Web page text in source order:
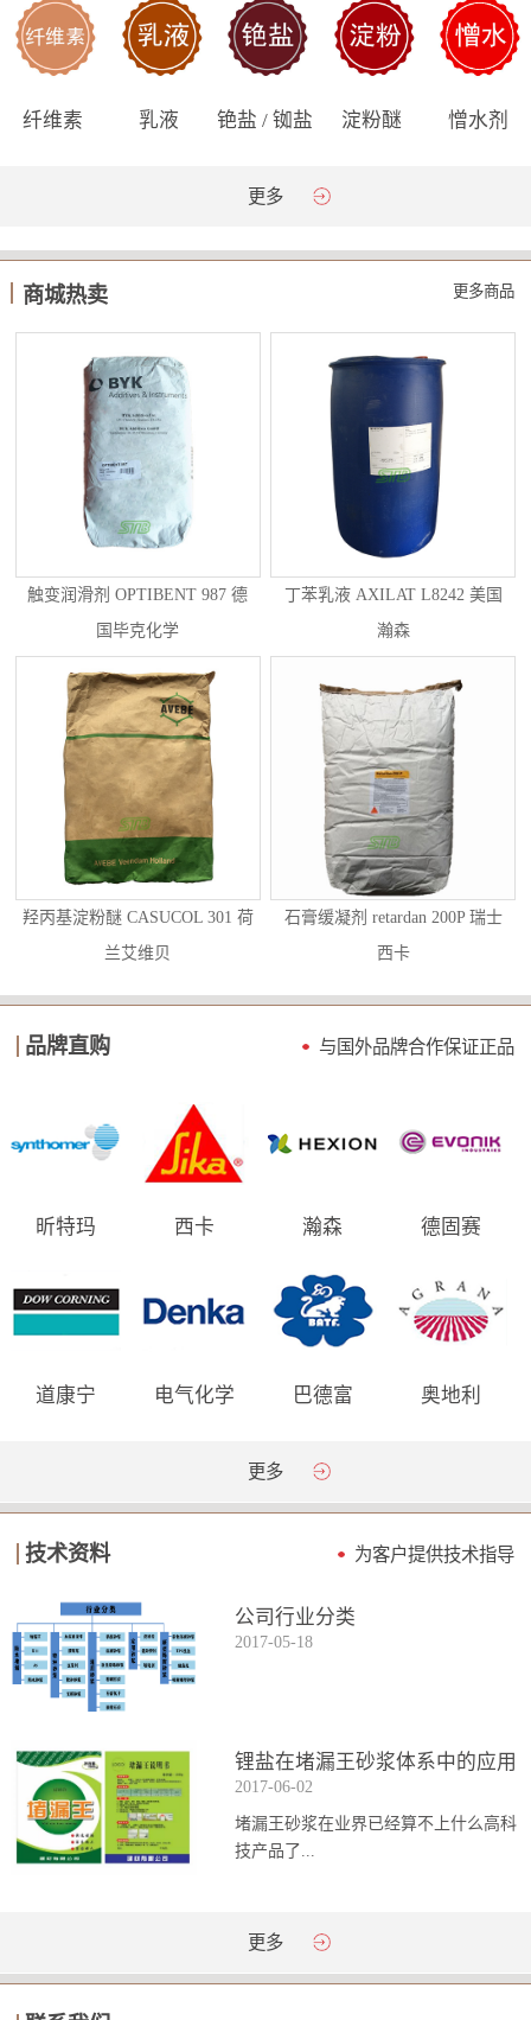
纤维素 乳液 铯盐 / 铷盐 淀粉醚 憎水剂
更多
商城热卖 更多商品
触变润滑剂 OPTIBENT 987 德
国毕克化学
丁苯乳液 AXILAT L8242 美国
瀚森
羟丙基淀粉醚 CASUCOL 301 荷
兰艾维贝
石膏缓凝剂 retardan 200P 瑞士
西卡
品牌直购 与国外品牌合作保证正品
昕特玛 西卡 瀚森 德固赛
道康宁 电气化学 巴德富 奥地利
更多
技术资料 为客户提供技术指导
公司行业分类
2017-05-18
锂盐在堵漏王砂浆体系中的应用
2017-06-02
堵漏王砂浆在业界已经算不上什么高科
技产品了...
。简单来说它就是一种能够迅速凝固的
通砂浆的强...
更多